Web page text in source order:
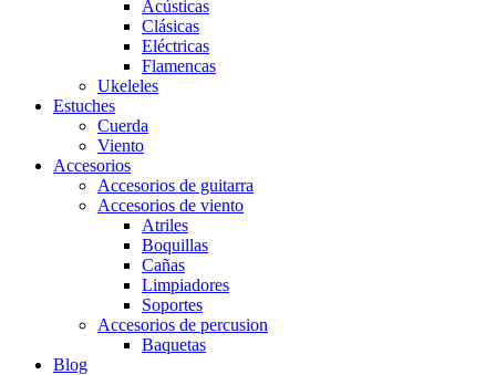
Acústicas
Clásicas
Eléctricas
Flamencas
Ukeleles
Estuches
Cuerda
Viento
Accesorios
Accesorios de guitarra
Accesorios de viento
Atriles
Boquillas
Cañas
Limpiadores
Soportes
Accesorios de percusion
Baquetas
Blog